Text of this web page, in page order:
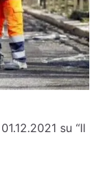
01.12.2021 su “Il